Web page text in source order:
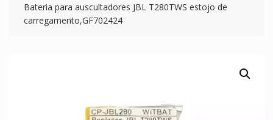
Bateria para auscultadores JBL T280TWS estojo de
carregamento,GF702424